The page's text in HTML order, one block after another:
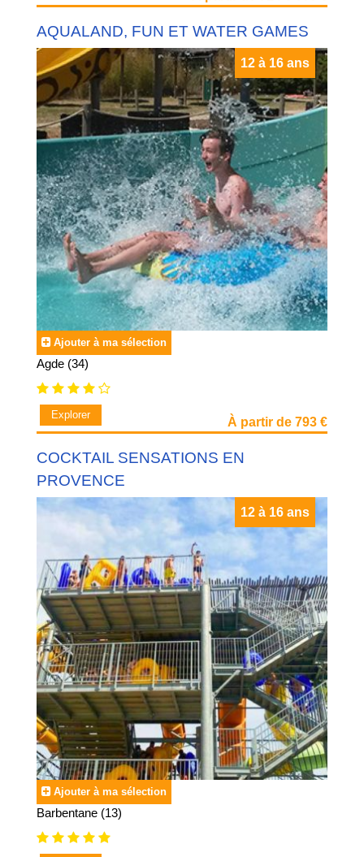
AQUALAND, FUN ET WATER GAMES
12 à 16 ans
Ajouter à ma sélection
Agde (34)
Explorer
À partir de 793 €
COCKTAIL SENSATIONS EN
PROVENCE
12 à 16 ans
Ajouter à ma sélection
Barbentane (13)